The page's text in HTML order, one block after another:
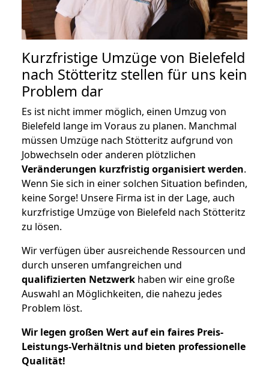
Kurzfristige Umzüge von Bielefeld
nach Stötteritz stellen für uns kein
Problem dar
Es ist nicht immer möglich, einen Umzug von
Bielefeld lange im Voraus zu planen. Manchmal
müssen Umzüge nach Stötteritz aufgrund von
Jobwechseln oder anderen plötzlichen
Veränderungen kurzfristig organisiert werden.
Wenn Sie sich in einer solchen Situation befinden,
keine Sorge! Unsere Firma ist in der Lage, auch
kurzfristige Umzüge von Bielefeld nach Stötteritz
zu lösen.
Wir verfügen über ausreichende Ressourcen und
durch unseren umfangreichen und
qualifizierten Netzwerk haben wir eine große
Auswahl an Möglichkeiten, die nahezu jedes
Problem löst.
Wir legen großen Wert auf ein faires Preis-
Leistungs-Verhältnis und bieten professionelle
Qualität!